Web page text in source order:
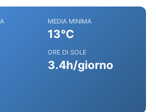
MEDIA MINIMA
13°C
ORE DI SOLE
3.4h/giorno